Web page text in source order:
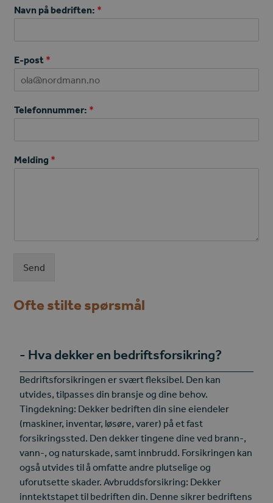
Navn på bedriften: *
E-post *
Telefonnummer: *
Melding *
Send
Ofte stilte spørsmål
Hva dekker en bedriftsforsikring?
Bedriftsforsikringen er svært fleksibel. Den kan
utvides, tilpasses din bransje og dine behov.
Tingdekning: Dekker bedriften din sine eiendeler
(maskiner, inventar, løsøre, varer) på et fast
forsikringssted. Den dekker tingene dine ved brann-,
vann-, og naturskade, samt innbrudd. Forsikringen kan
også utvides til å omfatte andre plutselige og
uforutsette skader. Avbruddsforsikring: Dekker
inntektstapet til bedriften din. Denne sikrer bedriftens